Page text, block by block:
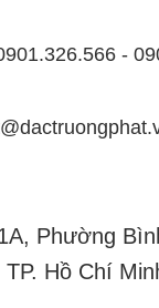
-
Phường
Hồ Chí